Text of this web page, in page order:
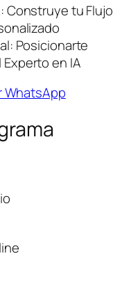
Construye tu Flujo
Posicionarte
en IA